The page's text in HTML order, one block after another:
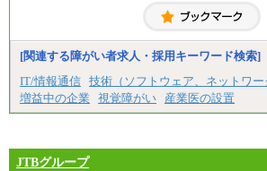
経験・スキルによっては、記
※試用期間中も給与に変更は
[関連する障がい者求人・採用キーワード検索]
IT/情報通信 技術（ソフトウェア、ネットワー
増益中の企業
視覚障がい 産業医の設置
JTBグループ